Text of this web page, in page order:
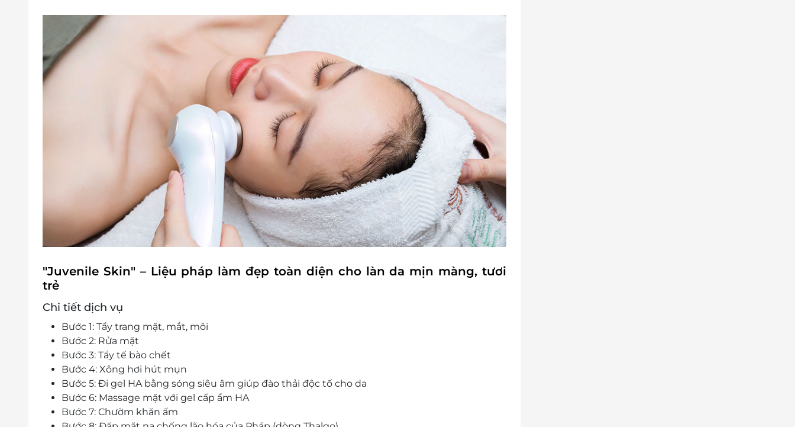
"Juvenile Skin" – Liệu pháp làm đẹp toàn diện cho làn da mịn màng, tươi
trẻ
Chi tiết dịch vụ
Bước 1: Tẩy trang mặt, mắt, môi
Bước 2: Rửa mặt
Bước 3: Tẩy tế bào chết
Bước 4: Xông hơi hút mụn
Bước 5: Đi gel HA bằng sóng siêu âm giúp đào thải độc tố cho da
Bước 6: Massage mặt với gel cấp ẩm HA
Bước 7: Chườm khăn ấm